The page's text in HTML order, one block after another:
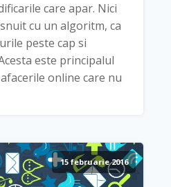
care apar. Nici
cu un algoritm, ca
peste cap si
este principalul
online care nu
15 februarie 2016